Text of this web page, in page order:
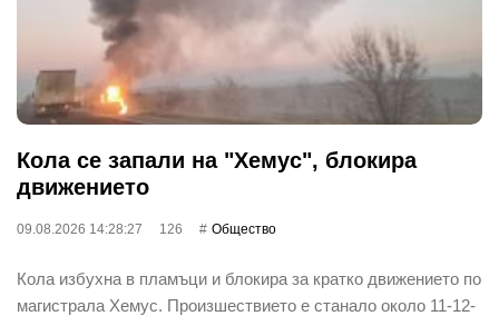
Кола се запали на "Хемус", блокира
движението
09.08.2026 14:28:27 126 Общество
Кола избухна в пламъци и блокира за кратко движението по
магистрала Хемус. Произшествието е станало около 11-12-